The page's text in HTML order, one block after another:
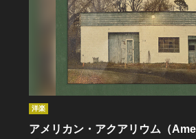
洋楽
アメリカン・アクアリウム（